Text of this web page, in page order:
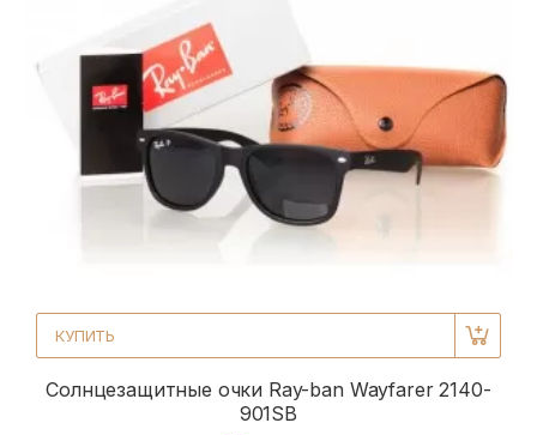
КУПИТЬ
Солнцезащитные очки Ray-ban Wayfarer 2140-
901SB